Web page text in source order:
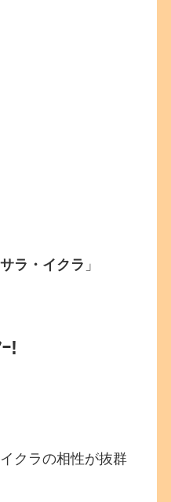
ラ・イクラ 」
!
クラの相性が抜群